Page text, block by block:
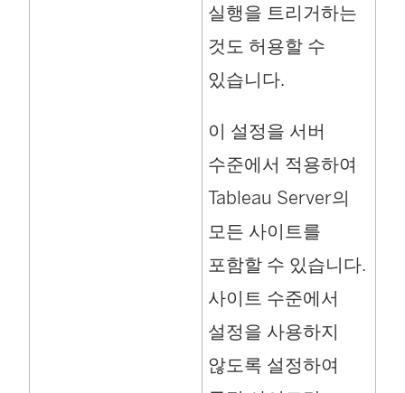
실행을 트리거하는
것도 허용할 수
있습니다.
이 설정을 서버
수준에서 적용하여
Tableau Server의
모든 사이트를
포함할 수 있습니다.
사이트 수준에서
설정을 사용하지
않도록 설정하여